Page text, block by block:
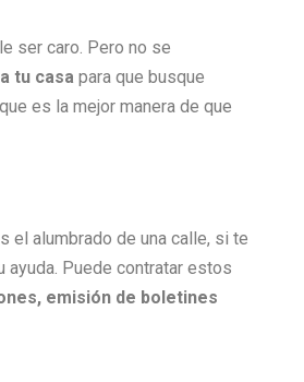
ser caro. Pero no se
tu casa para que busque
es la mejor manera de que
el alumbrado de una calle, si te
Puede contratar estos
emisión de boletines